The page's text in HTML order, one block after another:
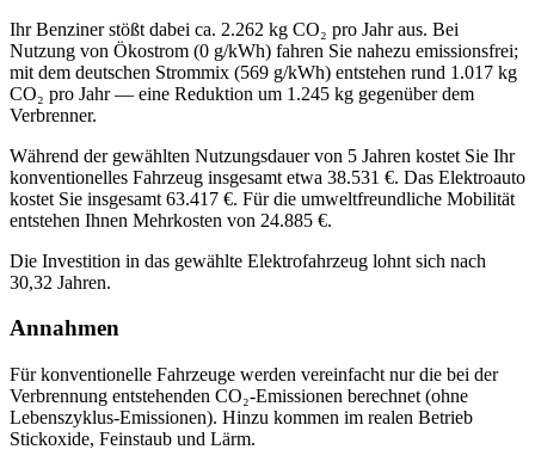
IhrBenzinerstößt dabei ca. 2.262 kg CO₂ pro Jahr aus. Bei
Nutzung von Ökostrom (0 g/kWh) fahren Sie nahezu emissionsfrei;
mit dem deutschen Strommix (569 g/kWh) entstehen rund 1.017 kg
CO₂ pro Jahr — eine Reduktion um 1.245 kg gegenüber dem
Verbrenner.
Während der gewählten Nutzungsdauer von 5 Jahren kostet Sie Ihr
konventionelles Fahrzeug insgesamt etwa 38.531 €. Das Elektroauto
kostet Sie insgesamt 63.417 €. Für die umweltfreundliche Mobilität
entstehen Ihnen Mehrkosten von 24.885 €.
Die Investition in das gewählte Elektrofahrzeug lohnt sich nach
30,32 Jahren.
Annahmen
Für konventionelle Fahrzeuge werden vereinfacht nur die bei der
Verbrennung entstehenden CO₂-Emissionen berechnet (ohne
Lebenszyklus-Emissionen). Hinzu kommen im realen Betrieb
Stickoxide, Feinstaub und Lärm.